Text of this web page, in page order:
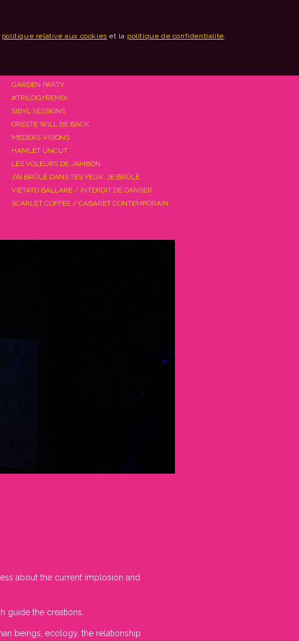
GARDEN PARTY
#TRILOGYREMIX
SIBYL SESSIONS
ORESTE WILL BE BACK
MEDEA’S VISIONS
HAMLET UNCUT
LES VOLEURS DE JAMBON
J’AI BRÛLÉ DANS TES YEUX. JE BRÛLE.
VIETATO BALLARE / INTERDIT DE DANSER
SCARLET COFFEE / CABARET CONTEMPORAIN
about the current implosion and
guide the creations.
beings, ecology, the relationship
politique relative aux cookies et la politique de confidentialité.